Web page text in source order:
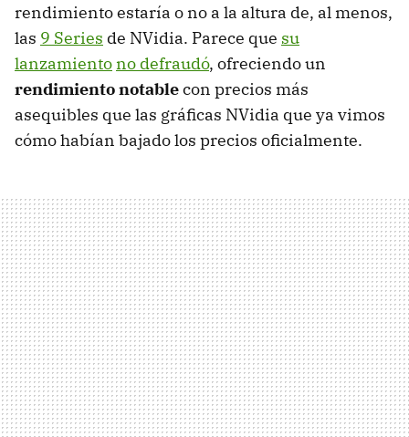
rendimiento estaría o no a la altura de, al menos,
las 9 Series de NVidia. Parece que su
lanzamientono defraudó, ofreciendo un
rendimiento notablecon precios más
asequibles que las gráficas NVidia que ya vimos
cómo habían bajado los precios oficialmente.